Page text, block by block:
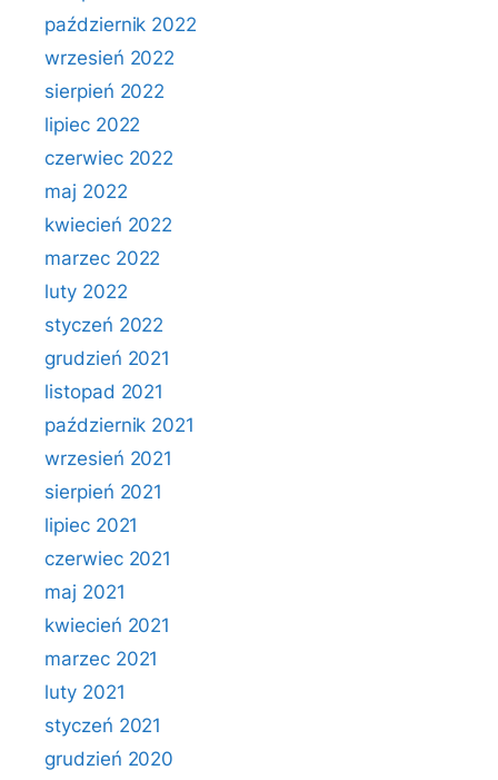
październik 2022
wrzesień 2022
sierpień 2022
lipiec 2022
czerwiec 2022
maj 2022
kwiecień 2022
marzec 2022
luty 2022
styczeń 2022
grudzień 2021
listopad 2021
październik 2021
wrzesień 2021
sierpień 2021
lipiec 2021
czerwiec 2021
maj 2021
kwiecień 2021
marzec 2021
luty 2021
styczeń 2021
grudzień 2020